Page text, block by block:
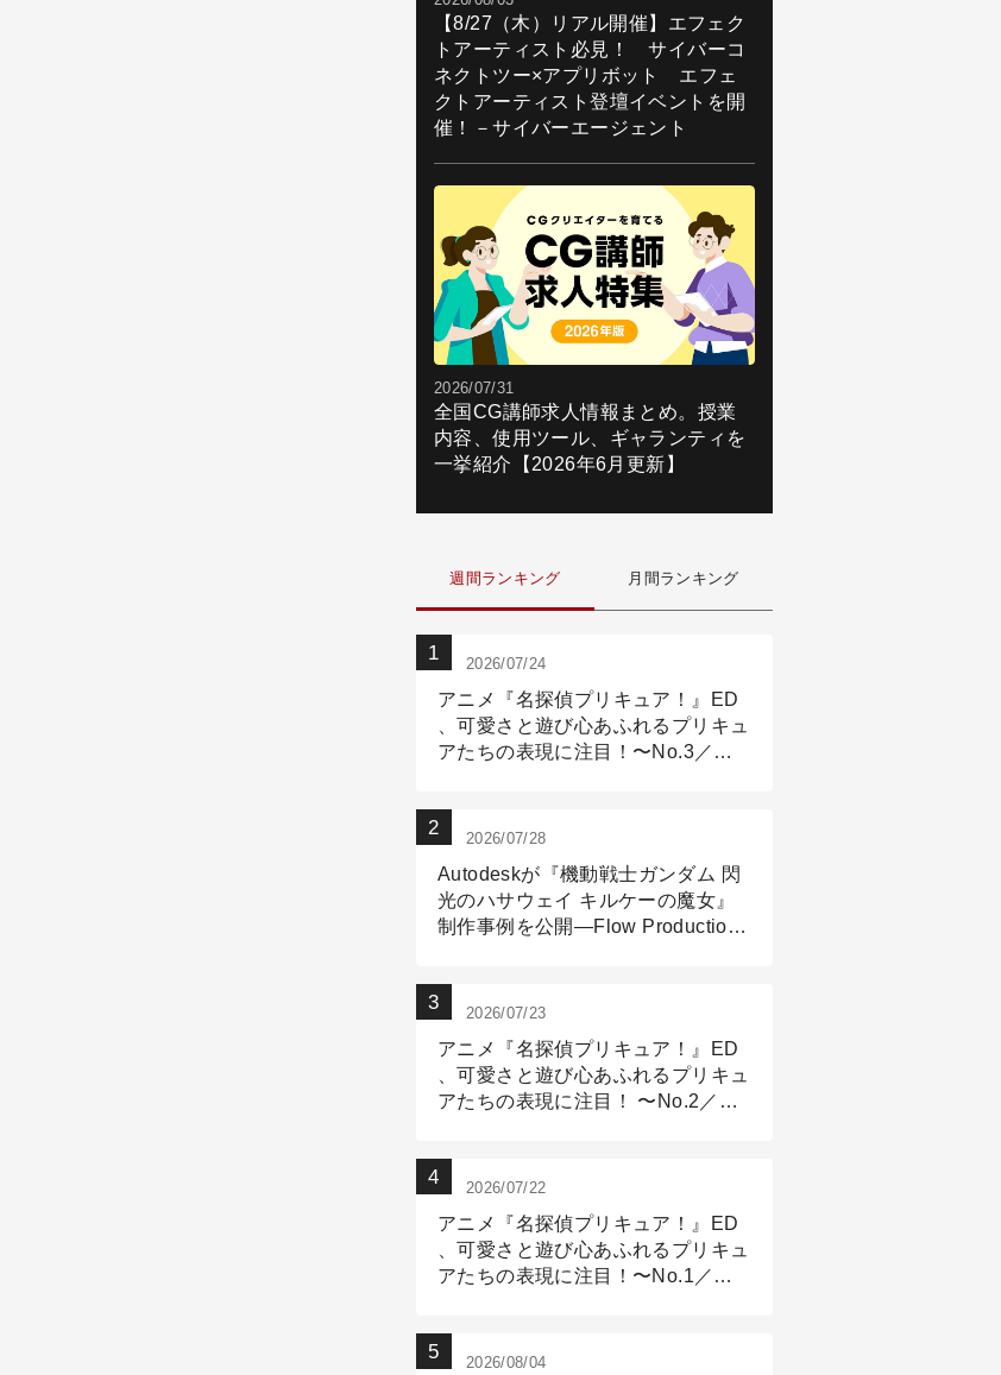
【8/27（木）リアル開催】エフェク
トアーティスト必見！ サイバーコ
ネクトツー×アプリボット エフェ
クトアーティスト登壇イベントを開
催！－サイバーエージェント
2026/07/31
全国CG講師求人情報まとめ。授業
内容、使用ツール、ギャランティを
一挙紹介【2026年6月更新】
週間ランキング 月間ランキング
2026/07/24
アニメ『名探偵プリキュア！』ED
、可愛さと遊び心あふれるプリキュ
アたちの表現に注目！〜No.3／ア
2026/07/28
Autodeskが『機動戦士ガンダム 閃
光のハサウェイ キルケーの魔女』
制作事例を公開―Flow Production
2026/07/23
アニメ『名探偵プリキュア！』ED
、可愛さと遊び心あふれるプリキュ
アたちの表現に注目！ 〜No.2／モ
2026/07/22
アニメ『名探偵プリキュア！』ED
、可愛さと遊び心あふれるプリキュ
アたちの表現に注目！〜No.1／演
2026/08/04